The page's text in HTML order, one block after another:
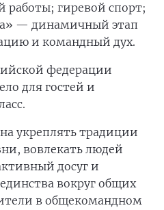
работы; гиревой спорт;
— динамичный этап
и командный дух.
федерации
для гостей и
укреплять традиции
вовлекать людей
досуг и
вокруг общих
в общекомандном